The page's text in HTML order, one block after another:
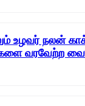
உழவர் நலன்
வரவேற்ற